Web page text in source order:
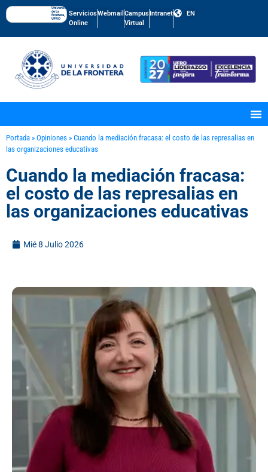
Universidad
de La
Frontera,
UFRO
Servicios
Online
Webmail Campus
Virtual
Intranet EN
Portada » Opiniones » Cuando la mediación fracasa: el costo de las represalias en
las organizaciones educativas
Cuando la mediación fracasa:
el costo de las represalias en
las organizaciones educativas
Mié 8 Julio 2026